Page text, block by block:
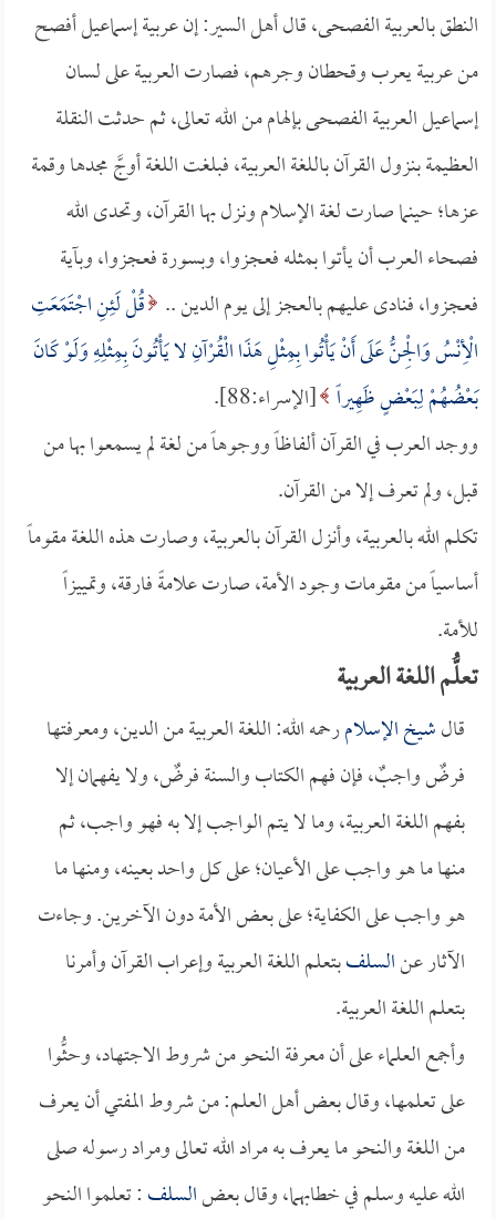
النطق بالعربية الفصحى، قال أهل السير: إن عربية إسماعيل أفصح
من عربية يعرب وقحطان وجرهم، فصارت العربية على لسان
إسماعيل العربية الفصحى بإلهام من الله تعالى، ثم حدثت النقلة
العظيمة بنزول القرآن باللغة العربية، فبلغت اللغة أوجَّ مجدها وقمة
عزها؛ حينما صارت لغة الإسلام ونزل بها القرآن، وتحدى الله
فصحاء العرب أن يأتوا بمثله فعجزوا، وبسورة فعجزوا، وبآية
فعجزوا، فنادى عليهم بالعجز إلى يوم الدين .. قُلْ لَئِنِ اجْتَمَعَتِ
الْأِنْسُ وَالْجِنُّ عَلَى أَنْ يَأْتُوا بِمِثْلِ هَذَا الْقُرْآنِ لا يَأْتُونَ بِمِثْلِهِ وَلَوْ كَانَ
بَعْضُهُمْ لِبَعْضٍ ظَهِيراً [الإسراء:88].
ووجد العرب في القرآن ألفاظاً ووجوهاً من لغة لم يسمعوا بها من
قبل، ولم تعرف إلا من القرآن.
تكلم الله بالعربية، وأنزل القرآن بالعربية، وصارت هذه اللغة مقوماً
أساسياً من مقومات وجود الأمة، صارت علامةً فارقة، وتمييزاً
للأمة.
تعلُّم اللغة العربية
قالشيخ الإسلامرحمه الله: اللغة العربية من الدين، ومعرفتها
فرضٌ واجبٌ، فإن فهم الكتاب والسنة فرضٌ، ولا يفهمان إلا
بفهم اللغة العربية، وما لا يتم الواجب إلا به فهو واجب، ثم
منها ما هو واجب على الأعيان؛ على كل واحد بعينه، ومنها ما
هو واجب على الكفاية؛ على بعض الأمة دون الآخرين. وجاءت
الآثار عنالسلفبتعلم اللغة العربية وإعراب القرآن وأمرنا
بتعلم اللغة العربية.
وأجمع العلماء على أن معرفة النحو من شروط الاجتهاد، وحثُّوا
على تعلمها، وقال بعض أهل العلم: من شروط المفتي أن يعرف
من اللغة والنحو ما يعرف به مراد الله تعالى ومراد رسوله صلى
الله عليه وسلم في خطابهما، وقال بعضالسلف: تعلموا النحو